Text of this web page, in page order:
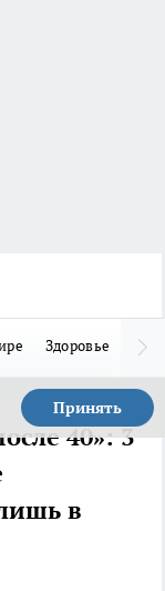
Здоровье
Принять
40»: 3
в